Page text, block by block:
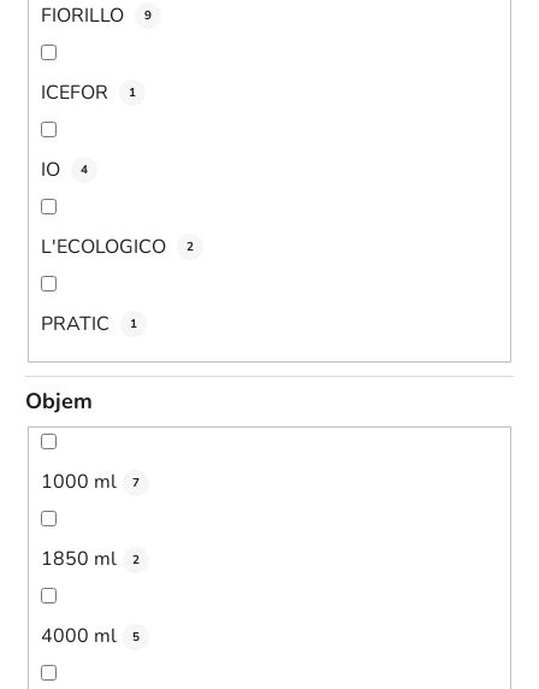
FIORILLO 9
ICEFOR 1
IO 4
L'ECOLOGICO 2
PRATIC 1
Objem
1000 ml 7
1850 ml 2
4000 ml 5